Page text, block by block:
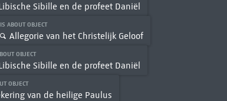
Sibille en de profeet Daniël
IS ABOUT OBJECT
Allegorie van het Christelijk Geloof
OBJECT
Sibille en de profeet Daniël
OBJECT
van de heilige Paulus